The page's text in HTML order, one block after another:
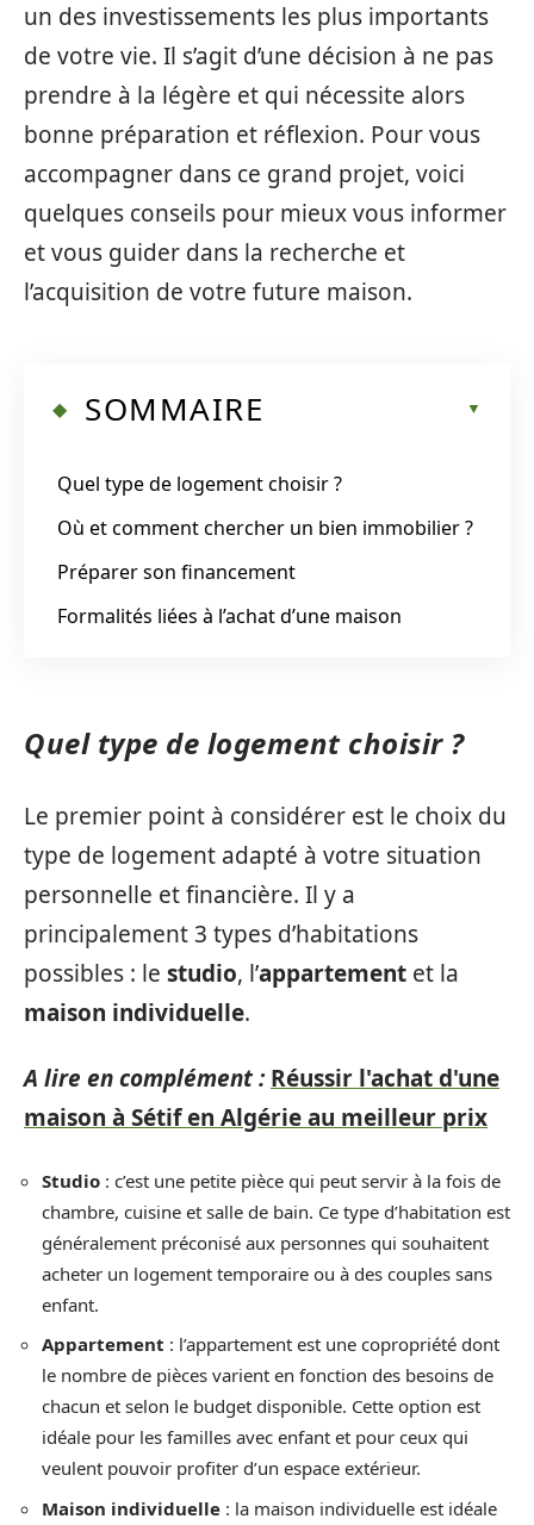
un des investissements les plus importants
de votre vie. Il s’agit d’une décision à ne pas
prendre à la légère et qui nécessite alors
bonne préparation et réflexion. Pour vous
accompagner dans ce grand projet, voici
quelques conseils pour mieux vous informer
et vous guider dans la recherche et
l’acquisition de votre future maison.
SOMMAIRE
Quel type de logement choisir ?
Où et comment chercher un bien immobilier ?
Préparer son financement
Formalités liées à l’achat d’une maison
Quel type de logement choisir ?
Le premier point à considérer est le choix du
type de logement adapté à votre situation
personnelle et financière. Il y a
principalement 3 types d’habitations
possibles : le studio, l’appartement et la
maison individuelle.
A lire en complément : Réussir l'achat d'une
maison à Sétif en Algérie au meilleur prix
Studio : c’est une petite pièce qui peut servir à la fois de
chambre, cuisine et salle de bain. Ce type d’habitation est
généralement préconisé aux personnes qui souhaitent
acheter un logement temporaire ou à des couples sans
enfant.
Appartement : l’appartement est une copropriété dont
le nombre de pièces varient en fonction des besoins de
chacun et selon le budget disponible. Cette option est
idéale pour les familles avec enfant et pour ceux qui
veulent pouvoir profiter d’un espace extérieur.
Maison individuelle : la maison individuelle est idéale